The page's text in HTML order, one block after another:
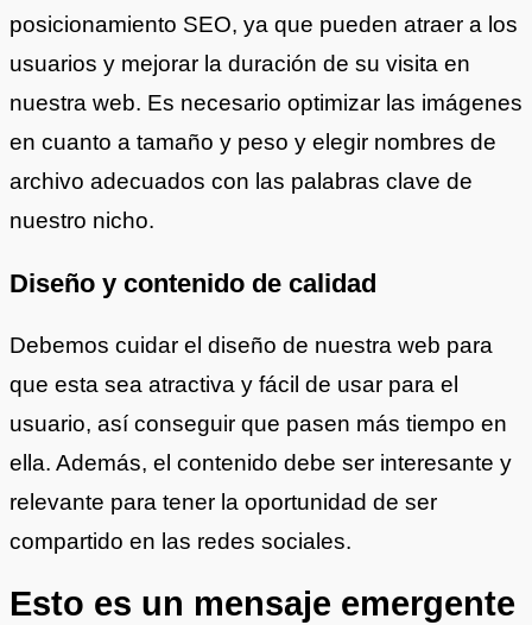
posicionamiento SEO, ya que pueden atraer a los
usuarios y mejorar la duración de su visita en
nuestra web. Es necesario optimizar las imágenes
en cuanto a tamaño y peso y elegir nombres de
archivo adecuados con las palabras clave de
nuestro nicho.
Diseño y contenido de calidad
Debemos cuidar el diseño de nuestra web para
que esta sea atractiva y fácil de usar para el
usuario, así conseguir que pasen más tiempo en
ella. Además, el contenido debe ser interesante y
relevante para tener la oportunidad de ser
compartido en las redes sociales.
Esto es un mensaje emergente